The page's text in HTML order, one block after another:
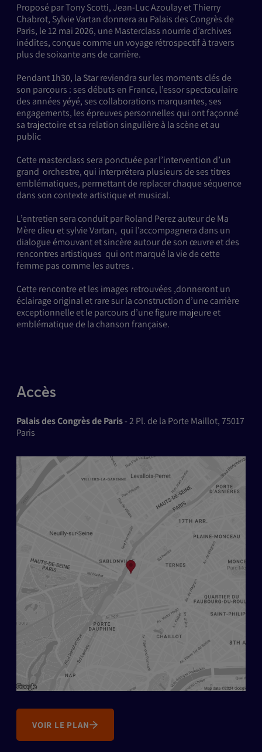
Proposé par Tony Scotti, Jean-Luc Azoulay et Thierry
Chabrot, Sylvie Vartan donnera au Palais des Congrès de
Paris, le 12 mai 2026, une Masterclass nourrie d’archives
inédites, conçue comme un voyage rétrospectif à travers
plus de soixante ans de carrière.
Pendant 1h30, la Star reviendra sur les moments clés de
son parcours : ses débuts en France, l’essor spectaculaire
des années yéyé, ses collaborations marquantes, ses
engagements, les épreuves personnelles qui ont façonné
sa trajectoire et sa relation singulière à la scène et au
public
Cette masterclass sera ponctuée par l’intervention d’un
grand orchestre, qui interprétera plusieurs de ses titres
emblématiques, permettant de replacer chaque séquence
dans son contexte artistique et musical.
L’entretien sera conduit par Roland Perez auteur de Ma
Mère dieu et sylvie Vartan, qui l’accompagnera dans un
dialogue émouvant et sincère autour de son œuvre et des
rencontres artistiques qui ont marqué la vie de cette
femme pas comme les autres .
Cette rencontre et les images retrouvées ,donneront un
éclairage original et rare sur la construction d’une carrière
exceptionnelle et le parcours d’une figure majeure et
emblématique de la chanson française.
Accès
Palais des Congrès de Paris- 2 Pl. de la Porte Maillot, 75017
Paris
VOIR LE PLAN